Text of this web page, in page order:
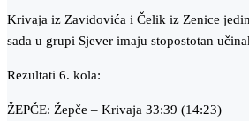
Krivaja iz Zavidovića i Čelik iz Zenice
sada u grupi Sjever imaju stopostotan
Rezultati 6. kola:
ŽEPČE: Žepče – Krivaja 33:39 (14:23)